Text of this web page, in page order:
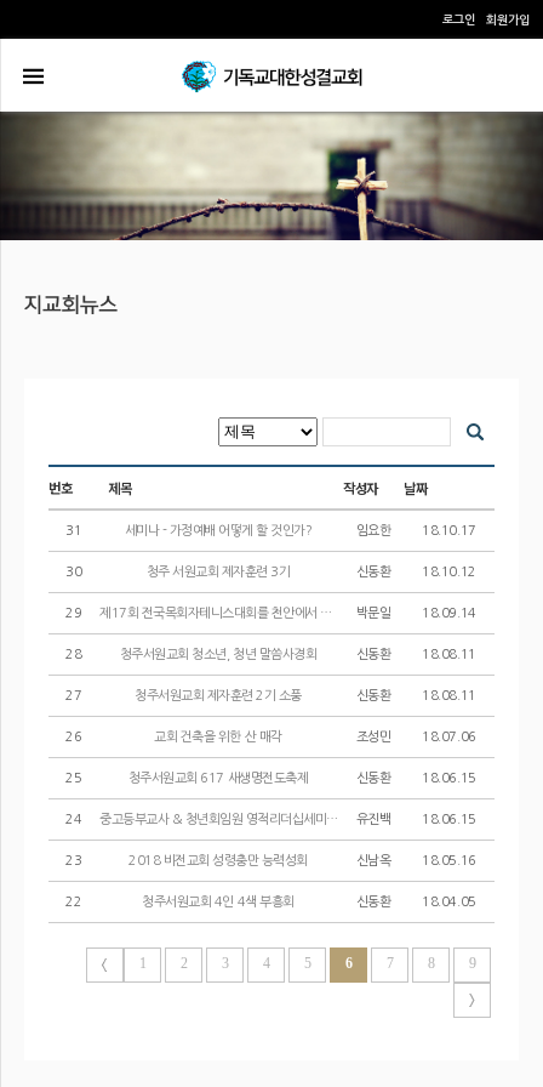
로그인 회원가입
번호 제목 작성자 날짜
31 세미나 - 가정예배 어떻게 할 것인가? 임요한 18.10.17
30 청주 서원교회 제자훈련 3기 신동환 18.10.12
29 제17회 전국목회자테니스대회를 천안에서 안성으로 박문일 18.09.14
28 청주서원교회 청소년, 청년 말씀사경회 신동환 18.08.11
27 청주서원교회 제자훈련 2기 소풍 신동환 18.08.11
26 교회 건축을 위한 산 매각 조성민 18.07.06
25 청주서원교회 617 새생명전도축제 신동환 18.06.15
24 중고등부교사 & 청년회임원 영적리더십세미나 유진백 18.06.15
23 2018 비전교회 성령충만 능력성회 신남옥 18.05.16
22 청주서원교회 4인 4색 부흥회 신동환 18.04.05
1 2 3 4 5 6 7 8 9